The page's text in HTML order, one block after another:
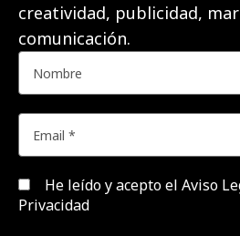
creatividad, publicidad,
comunicación.
He leído y acepto el Aviso
Privacidad